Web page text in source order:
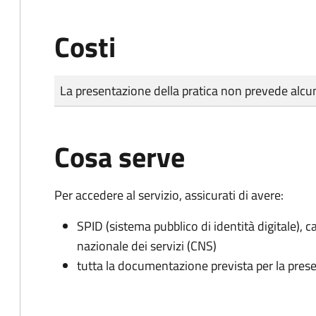
Costi
Tipo di pagamento
Importo
La presentazione della pratica non prevede
Cosa serve
Per accedere al servizio, assicurati di avere:
SPID (sistema pubblico di identità digitale),
nazionale dei servizi (CNS)
tutta la documentazione prevista per la